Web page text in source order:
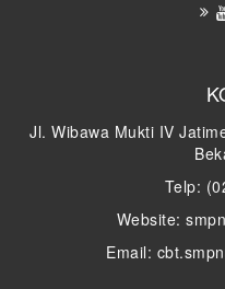
Jl. Wibawa Mukti IV
Telp:
Website:
Email: